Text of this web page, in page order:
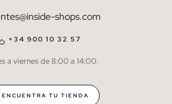
SUSCRIBIRME
la suscripción en cualquier momento.
shops.com
+34 900 10 32 57
a viernes de 8:00 a 14:00.
ENCUENTRA TU TIENDA